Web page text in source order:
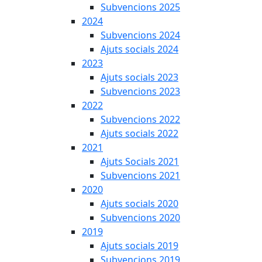
Subvencions 2025
2024
Subvencions 2024
Ajuts socials 2024
2023
Ajuts socials 2023
Subvencions 2023
2022
Subvencions 2022
Ajuts socials 2022
2021
Ajuts Socials 2021
Subvencions 2021
2020
Ajuts socials 2020
Subvencions 2020
2019
Ajuts socials 2019